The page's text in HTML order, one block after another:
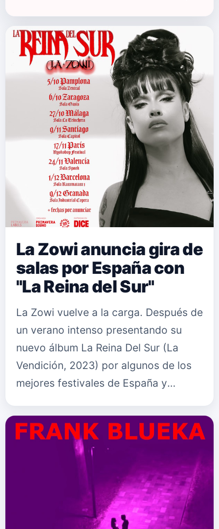
fortaleza interior que todos
necesitamos para enfrentar los
desafíos de la vida. El corazón de
"Corazón de Acero" reside en su
conmovedor coro, donde Ivanna
Ivanna canta con pasión: "Me
hubieran avisado, me habrían
regalado un corazón de acero que no
me haga sentir. Me hubieran avisado,
me habrían regalado u…
La Zowi anuncia gira de
salas por España con
"La Reina del Sur"
La Zowi vuelve a la carga. Después de
un verano intenso presentando su
nuevo álbum La Reina Del Sur (La
Vendición, 2023) por algunos de los
mejores festivales de España y
escenarios, esta vez con una gira de
sa…